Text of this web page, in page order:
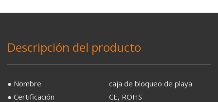
Descripción del producto
● Nombre
caja de bloqueo de playa
● Certificación
CE, ROHS